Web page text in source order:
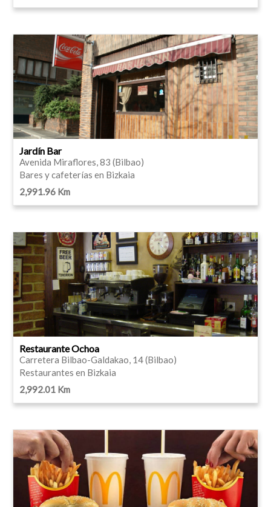
Jardín Bar
Avenida Miraflores, 83 (Bilbao)
Bares y cafeterías en Bizkaia
2,991.96 Km
Restaurante Ochoa
Carretera Bilbao-Galdakao, 14 (Bilbao)
Restaurantes en Bizkaia
2,992.01 Km